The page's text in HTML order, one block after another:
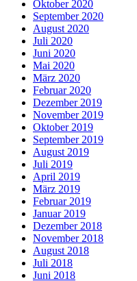
Oktober 2020
September 2020
August 2020
Juli 2020
Juni 2020
Mai 2020
März 2020
Februar 2020
Dezember 2019
November 2019
Oktober 2019
September 2019
August 2019
Juli 2019
April 2019
März 2019
Februar 2019
Januar 2019
Dezember 2018
November 2018
August 2018
Juli 2018
Juni 2018